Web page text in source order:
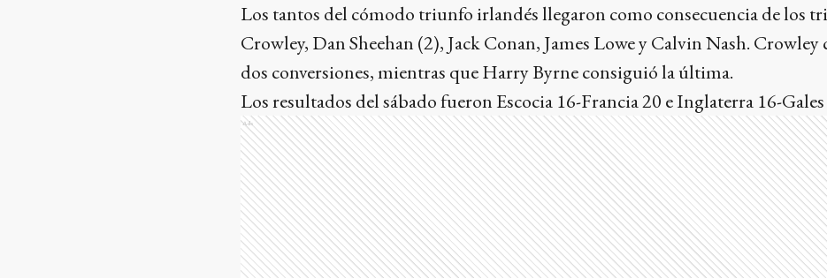
Los tantos del cómodo triunfo irlandés llegaron como consecuencia de los
Crowley, Dan Sheehan (2), Jack Conan, James Lowe y Calvin Nash.
dos conversiones, mientras que Harry Byrne consiguió la última.
Los resultados del sábado fueron Escocia 16-Francia 20 e Inglaterra 16-
Ads